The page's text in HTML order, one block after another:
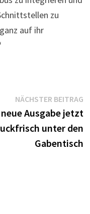
zu
auf ihr
NÄCHSTER BEITRAG
neue Ausgabe jetzt
unter den
Gabentisch